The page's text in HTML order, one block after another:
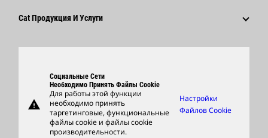
Новейшие Технологии
Поставщики
Cat Продукция И Услуги
Support
Фирменные Товары
Найти Дилера
warning
Социальные Сети
Необходимо Принять Файлы Cookie
Для работы этой функции
необходимо принять
таргетинговые, функциональные
файлы cookie и файлы cookie
производительности.
Настройки
Файлов Cookie